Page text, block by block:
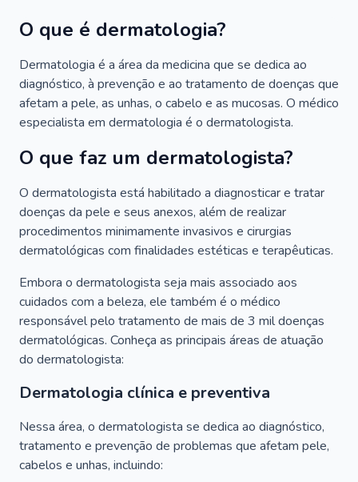
O que é dermatologia?
Dermatologia é a área da medicina que se dedica ao
diagnóstico, à prevenção e ao tratamento de doenças que
afetam a pele, as unhas, o cabelo e as mucosas. O médico
especialista em dermatologia é o dermatologista.
O que faz um dermatologista?
O dermatologista está habilitado a diagnosticar e tratar
doenças da pele e seus anexos, além de realizar
procedimentos minimamente invasivos e cirurgias
dermatológicas com finalidades estéticas e terapêuticas.
Embora o dermatologista seja mais associado aos
cuidados com a beleza, ele também é o médico
responsável pelo tratamento de mais de 3 mil doenças
dermatológicas. Conheça as principais áreas de atuação
do dermatologista:
Dermatologia clínica e preventiva
Nessa área, o dermatologista se dedica ao diagnóstico,
tratamento e prevenção de problemas que afetam pele,
cabelos e unhas, incluindo: